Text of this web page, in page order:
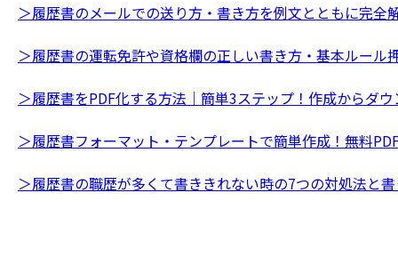
＞履歴書のメールでの送り方・書き方を例文とともに完
＞履歴書の運転免許や資格欄の正しい書き方・基本ルール
＞履歴書をPDF化する方法｜簡単3ステップ！作成からダ
＞履歴書フォーマット・テンプレートで簡単作成！無料
＞履歴書の職歴が多くて書ききれない時の7つの対処法と